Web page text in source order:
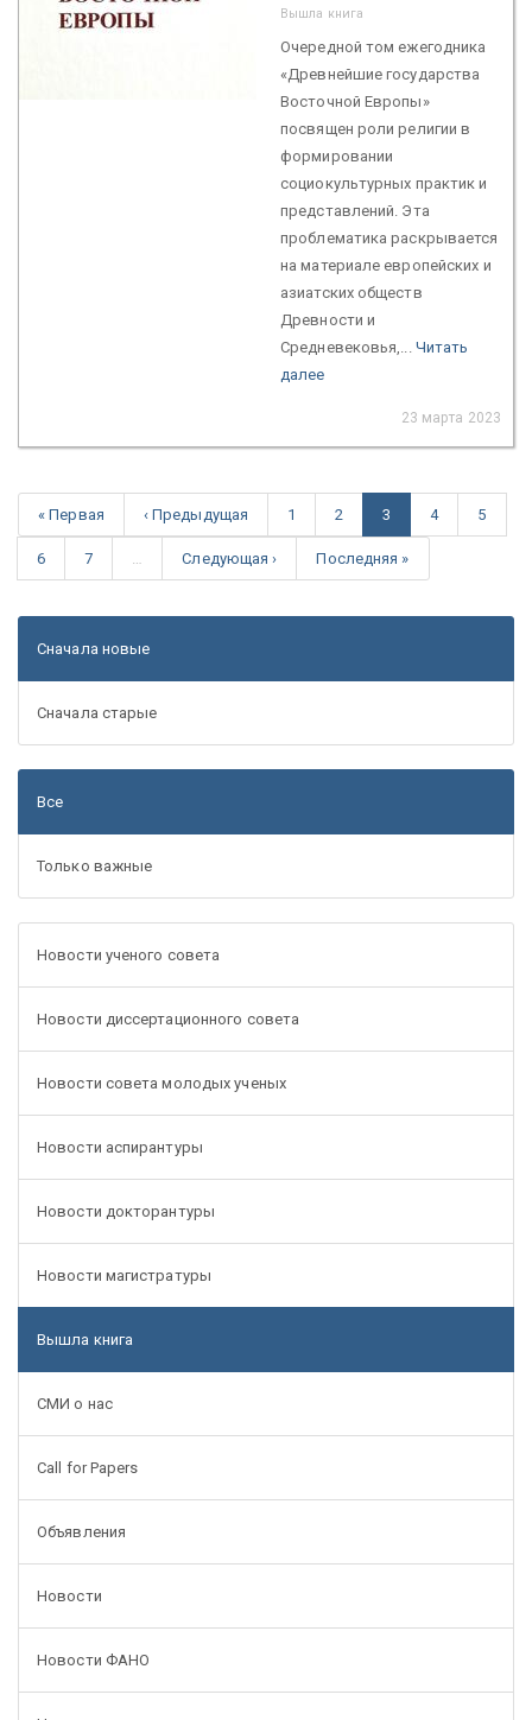
Вышла книга
Очередной том ежегодника
«Древнейшие государства
Восточной Европы»
посвящен роли религии в
формировании
социокультурных практик и
представлений. Эта
проблематика раскрывается
на материале европейских и
азиатских обществ
Древности и
Средневековья,... Читать
далее
23 марта 2023
« Первая ‹ Предыдущая 1 2 3 4 5
6 7 Следующая › Последняя »
Сначала новые
Сначала старые
Все
Только важные
Новости ученого совета
Новости диссертационного совета
Новости совета молодых ученых
Новости аспирантуры
Новости докторантуры
Новости магистратуры
Вышла книга
СМИ о нас
Call for Papers
Объявления
Новости
Новости ФАНО